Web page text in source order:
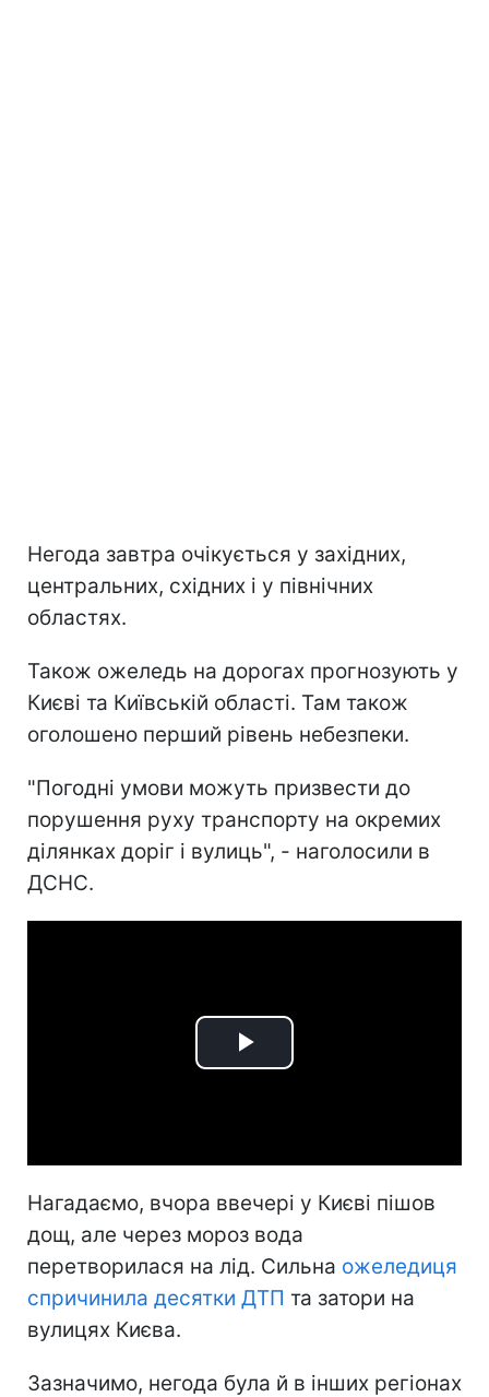
Негода завтра очікується у західних,
центральних, східних і у північних
областях.
Також ожеледь на дорогах прогнозують у
Києві та Київській області. Там також
оголошено перший рівень небезпеки.
"Погодні умови можуть призвести до
порушення руху транспорту на окремих
ділянках доріг і вулиць", - наголосили в
ДСНС.
Play
Нагадаємо, вчора ввечері у Києві пішов
дощ, але через мороз вода
перетворилася на лід. Сильна ожеледиця
спричинила десятки ДТП та затори на
вулицях Києва.
Зазначимо, негода була й в інших регіонах